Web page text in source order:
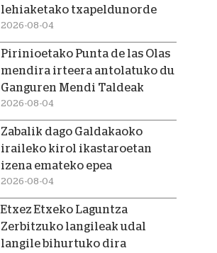
lehiaketako txapeldunorde
2026-08-04
Pirinioetako Punta de las Olas
mendira irteera antolatuko du
Ganguren Mendi Taldeak
2026-08-04
Zabalik dago Galdakaoko
iraileko kirol ikastaroetan
izena emateko epea
2026-08-04
Etxez Etxeko Laguntza
Zerbitzuko langileak udal
langile bihurtuko dira